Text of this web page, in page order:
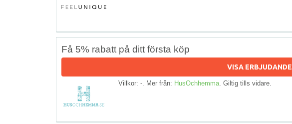
Få 5% rabatt på ditt första köp
VISA ERBJUDANDE
Villkor: -. Mer från: HusOchhemma . Giltig tills vidare.